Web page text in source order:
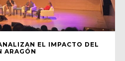
EL IMPACTO DEL
ARAGÓN